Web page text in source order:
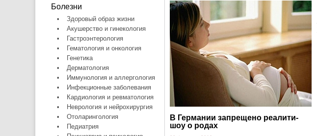
Болезни
•
Здоровый образ жизни
•
Акушерство и гинекология
•
Гастроэнтерология
•
Гематология и онкология
•
Генетика
•
Дерматология
•
Иммунология и аллергология
•
Инфекционные заболевания
•
Кардиология и ревматология
•
Неврология и нейрохирургия
•
Отоларингология
•
Педиатрия
В Германии запрещено реалити-
шоу о родах